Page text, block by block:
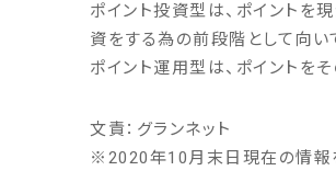
ポイント投資型は、ポイントを
資をする為の前段階として向い
ポイント運用型は、ポイントを
文責：グランネット
※ 2020年10月末日現在の情報